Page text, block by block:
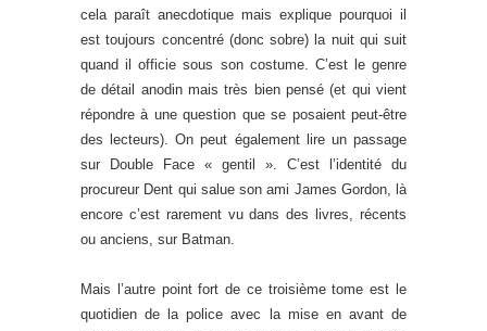
cela paraît anecdotique mais explique pourquoi il
est toujours concentré (donc sobre) la nuit qui suit
quand il officie sous son costume. C’est le genre
de détail anodin mais très bien pensé (et qui vient
répondre à une question que se posaient peut-être
des lecteurs). On peut également lire un passage
sur Double Face « gentil ». C’est l’identité du
procureur Dent qui salue son ami James Gordon, là
encore c’est rarement vu dans des livres, récents
ou anciens, sur Batman.
Mais l’autre point fort de ce troisième tome est le
quotidien de la police avec la mise en avant de